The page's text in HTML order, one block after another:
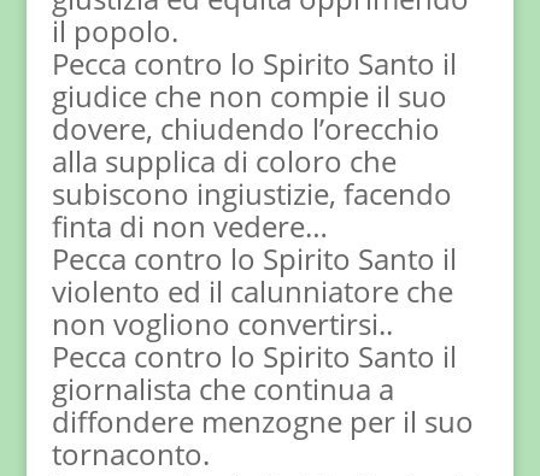
il popolo.
Pecca contro lo Spirito Santo il
giudice che non compie il suo
dovere, chiudendo l’orecchio
alla supplica di coloro che
subiscono ingiustizie, facendo
finta di non vedere…
Pecca contro lo Spirito Santo il
violento ed il calunniatore che
non vogliono convertirsi..
Pecca contro lo Spirito Santo il
giornalista che continua a
diffondere menzogne per il suo
tornaconto.